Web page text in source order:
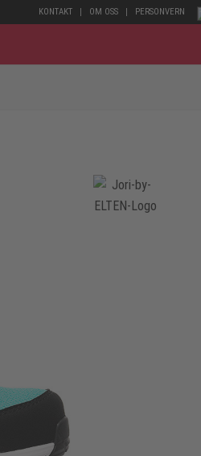
KONTAKT OM OSS PERSONVERN